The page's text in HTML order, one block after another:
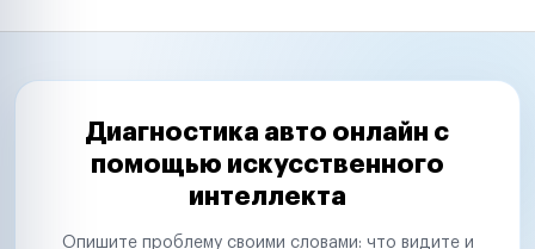
Диагностика авто онлайн с
помощью искусственного
интеллекта
Опишите проблему своими словами: что видите и